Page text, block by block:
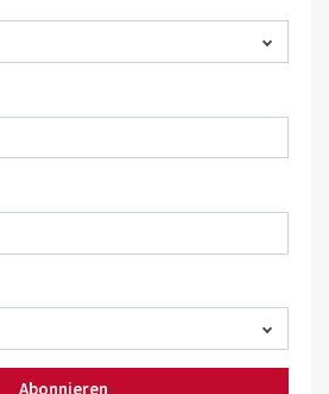
Abonnieren